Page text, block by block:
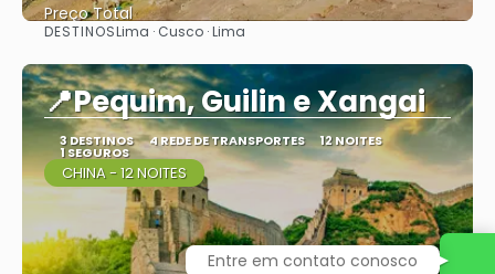
Preço Total
Vejo
DESTINOSLima · Cusco · Lima
📍Pequim, Guilin e Xangai
3 DESTINOS 4 REDE DE TRANSPORTES 12 NOITES
1 SEGUROS
CHINA - 12 NOITES
Entre em contato conosco